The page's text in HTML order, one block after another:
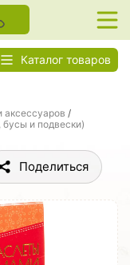
Каталог товаров
аксессуаров /
и подвески)
Поделиться